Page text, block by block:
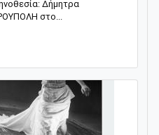
Δήμητρα
στο...